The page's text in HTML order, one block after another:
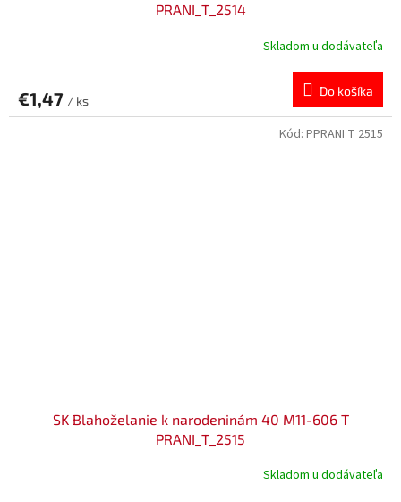
PRANI_T_2514
Skladom u dodávateľa
€1,47 / ks
Do košíka
SK Blahoželanie k narodeninám 40 M11-606 T
PRANI_T_2515
Skladom u dodávateľa
Kód: PPRANI T 2515